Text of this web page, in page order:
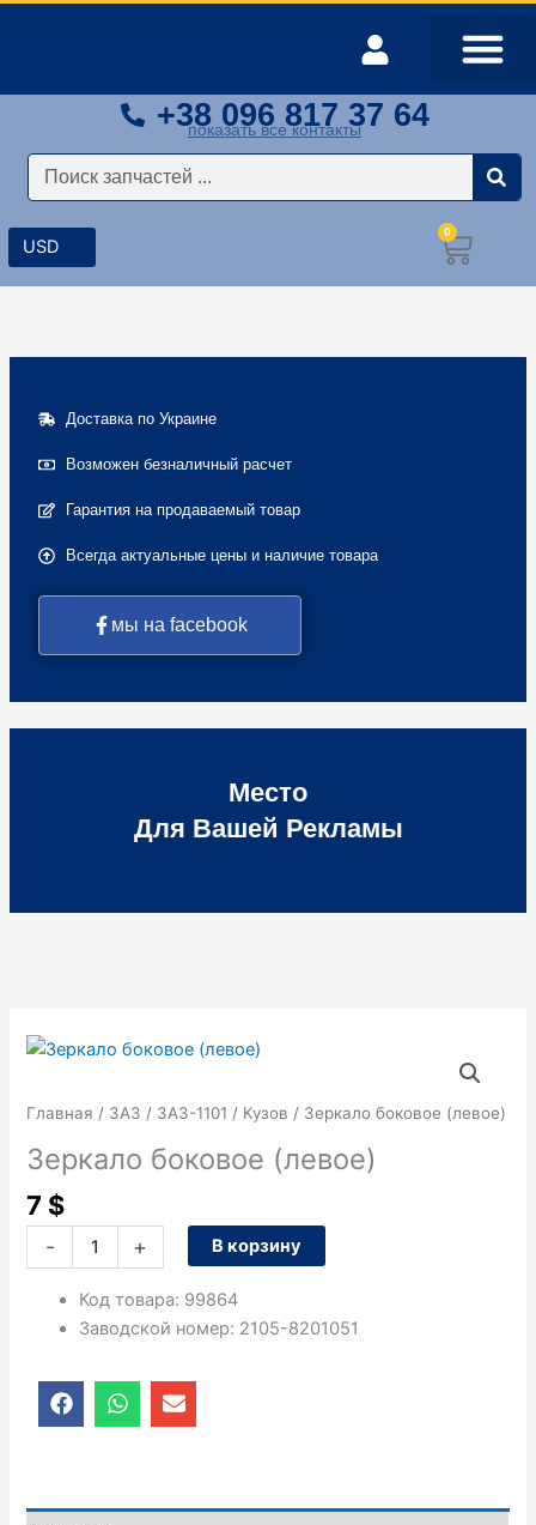
+38 096 817 37 64
показать все контакты
Поиск
0
Доставка по Украине
Возможен безналичный расчет
Гарантия на продаваемый товар
Всегда актуальные цены и наличие товара
мы на facebook
Место
Для Вашей Рекламы
Главная / ЗАЗ / ЗАЗ-1101 / Кузов / Зеркало боковое (левое)
Зеркало боковое (левое)
7 $
-
Количество
Зеркало
(левое)
+ В корзину
Код товара: 99864
Заводской номер: 2105-8201051
F
a
o
W
h
a
E
n
o